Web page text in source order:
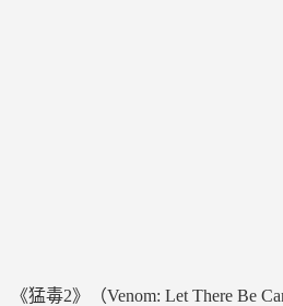
《猛毒2》（Venom: Let There Be